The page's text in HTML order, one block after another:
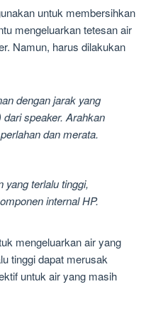
untuk membersihkan
mengeluarkan tetesan air
Namun, harus dilakukan
dengan jarak yang
speaker. Arahkan
dan merata.
yang terlalu tinggi,
internal HP.
mengeluarkan air yang
tinggi dapat merusak
untuk air yang masih